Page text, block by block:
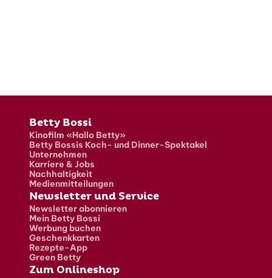
Fusszeile
Betty Bossi
Kinofilm «Hallo Betty»
Betty Bossis Koch- und Dinner-Spektakel
Unternehmen
Karriere & Jobs
Nachhaltigkeit
Medienmitteilungen
Newsletter und Service
Newsletter abonnieren
Mein Betty Bossi
Werbung buchen
Geschenkkarten
Rezepte-App
Green Betty
Zum Onlineshop